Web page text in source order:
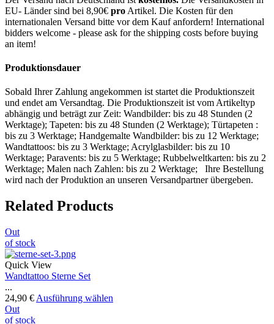
EU- Länder sind bei 8,90€ pro Artikel. Die Kosten für den
internationalen Versand bitte vor dem Kauf anfordern! International
bidders welcome - please ask for the shipping costs before buying
an item!
Produktionsdauer
Sobald Ihrer Zahlung angekommen ist startet die Produktionszeit
und endet am Versandtag. Die Produktionszeit ist vom Artikeltyp
abhängig und beträgt zur Zeit: Wandbilder: bis zu 48 Stunden (2
Werktage); Tapeten: bis zu 48 Stunden (2 Werktage); Türtapeten :
bis zu 3 Werktage; Handgemalte Wandbilder: bis zu 12 Werktage;
Wandtattoos: bis zu 3 Werktage; Acrylglasbilder: bis zu 10
Werktage; Paravents: bis zu 5 Werktage; Rubbelweltkarten: bis zu 2
Werktage; Malen nach Zahlen: bis zu 2 Werktage; Ihre Bestellung
wird nach der Produktion an unseren Versandpartner übergeben.
Related Products
Out
of stock
Quick View
Wandtattoo Sterne Set
...
24,90 € Ausführung wählen
Out
of stock